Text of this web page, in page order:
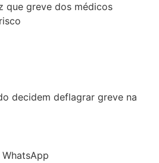
que greve dos médicos
decidem deflagrar greve na